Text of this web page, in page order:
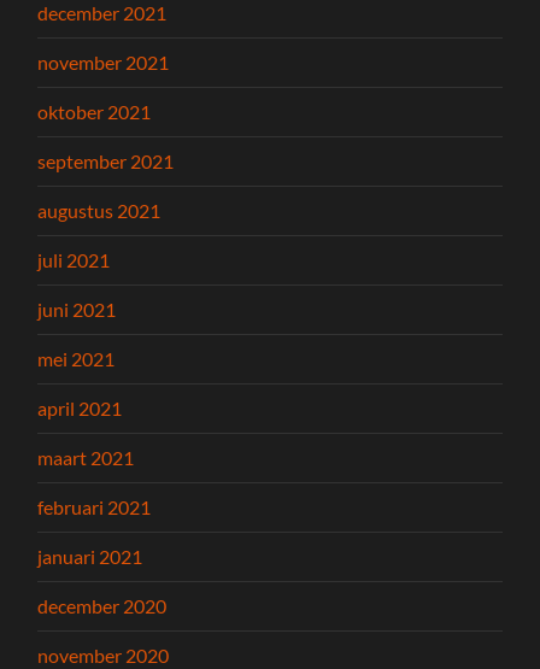
december 2021
november 2021
oktober 2021
september 2021
augustus 2021
juli 2021
juni 2021
mei 2021
april 2021
maart 2021
februari 2021
januari 2021
december 2020
november 2020